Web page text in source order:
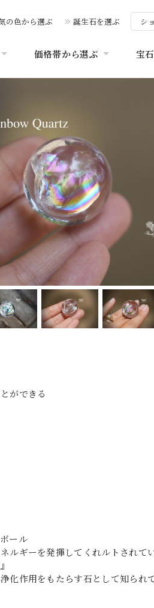
の色から選ぶ 誕生石を選ぶ シ
価格帯から選ぶ 宝
ができる
ール
ルギーを発揮してくれルトされてい
化作用をもたらす石として知られて